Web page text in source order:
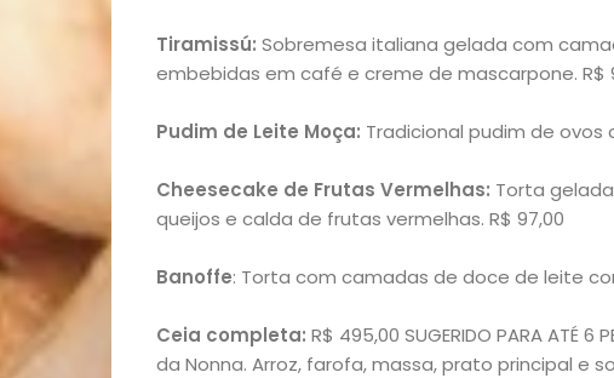
Filhos
Notícias
Opinião
Pets
Receitas
Tiramissú: Sobremesa italiana gelada com
embebidas em café e creme de mascarpone. R$
Pudim de Leite Moça: Tradicional pudim de ovos
Cheesecake de Frutas Vermelhas: Torta
queijos e calda de frutas vermelhas. R$ 97,00
Banoffe: Torta com camadas de doce de leite
Ceia completa: R$ 495,00 SUGERIDO PARA ATÉ
da Nonna. Arroz, farofa, massa, prato principal e